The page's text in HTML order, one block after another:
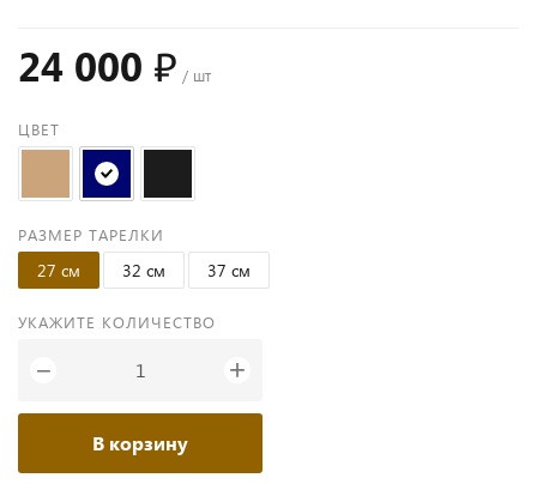
24 000 ₽ / шт
ЦВЕТ
РАЗМЕР ТАРЕЛКИ
27 см 32 см 37 см
УКАЖИТЕ КОЛИЧЕСТВО
− +
В корзину